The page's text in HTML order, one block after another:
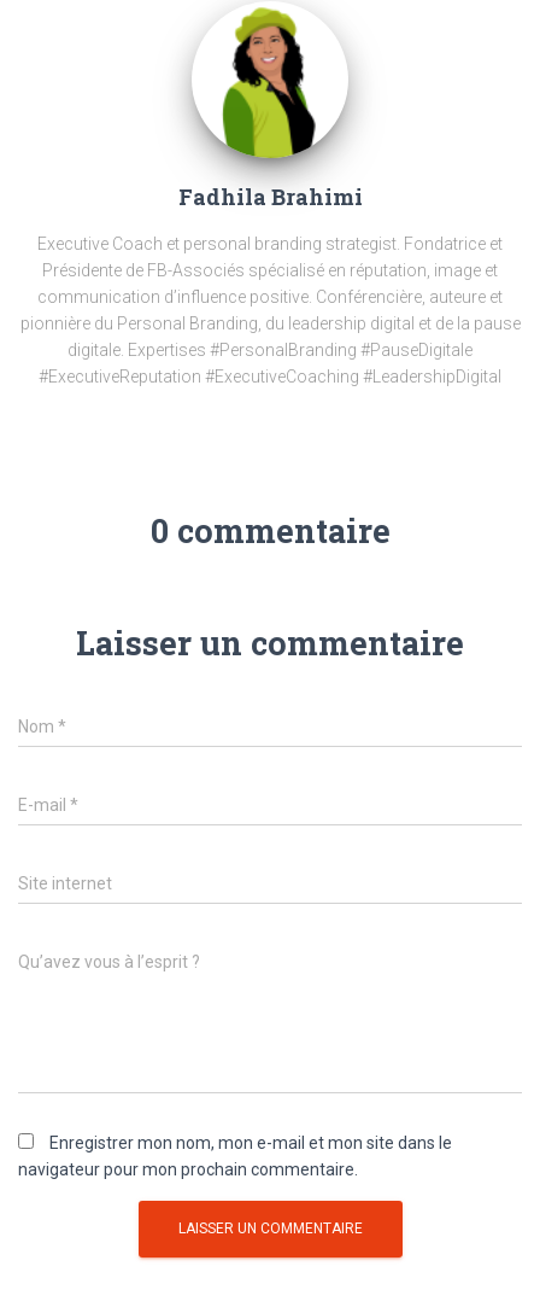
Fadhila Brahimi
Executive Coach et personal branding strategist. Fondatrice et
Présidente de FB-Associés spécialisé en réputation, image et
communication d’influence positive. Conférencière, auteure et
pionnière du Personal Branding, du leadership digital et de la pause
digitale. Expertises #PersonalBranding #PauseDigitale
#ExecutiveReputation #ExecutiveCoaching #LeadershipDigital
0 commentaire
Laisser un commentaire
Nom *
E-mail *
Site internet
Qu’avez vous à l’esprit ?
Enregistrer mon nom, mon e-mail et mon site dans le
navigateur pour mon prochain commentaire.